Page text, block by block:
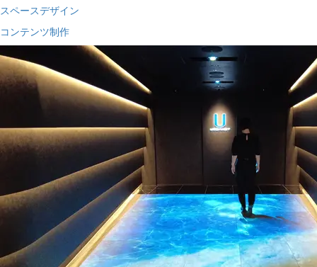
スペースデザイン
コンテンツ制作